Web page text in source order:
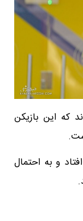
که این بازیکن
و به احتمال